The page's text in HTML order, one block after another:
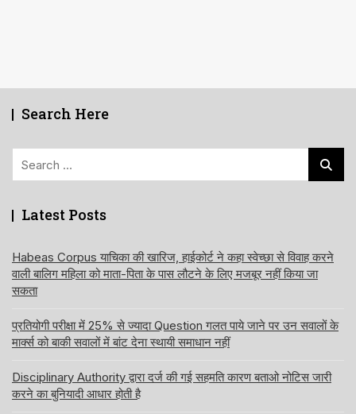
Search Here
Latest Posts
Habeas Corpus याचिका की खारिज, हाईकोर्ट ने कहा स्वेच्छा से विवाह करने
वाली बालिग महिला को माता-पिता के पास लौटने के लिए मजबूर नहीं किया जा
सकता
प्रतियोगी परीक्षा में 25% से ज्यादा Question गलत पाये जाने पर उन सवालों के
मार्क्स को बाकी सवालों में बांट देना स्थायी समाधान नहीं
Disciplinary Authority द्वारा दर्ज की गई सहमति कारण बताओ नोटिस जारी
करने का बुनियादी आधार होती है